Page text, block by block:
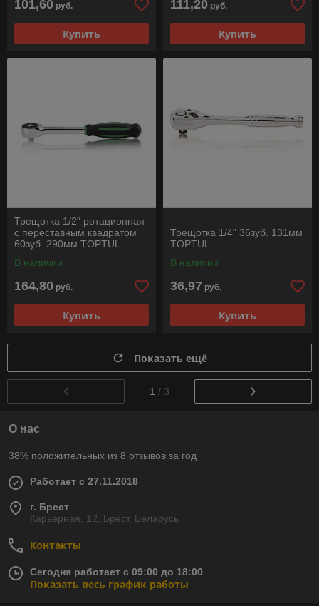
101,60 руб.
Купить
111,20 руб.
Купить
Трещотка 1/2" ротационная
с переставным квадратом
60зуб. 290мм TOPTUL
В наличии
164,80 руб.
Купить
Трещотка 1/4" 36зуб. 131мм
TOPTUL
В наличии
36,97 руб.
Купить
Показать ещё
1 / 3
О нас
38% положительных из 8 отзывов за год
Работает с 27.11.2018
г. Брест
Карьерная, 12, Брест, Беларусь
Контакты
Сегодня работает с 09:00 до 18:00
Показать весь график работы